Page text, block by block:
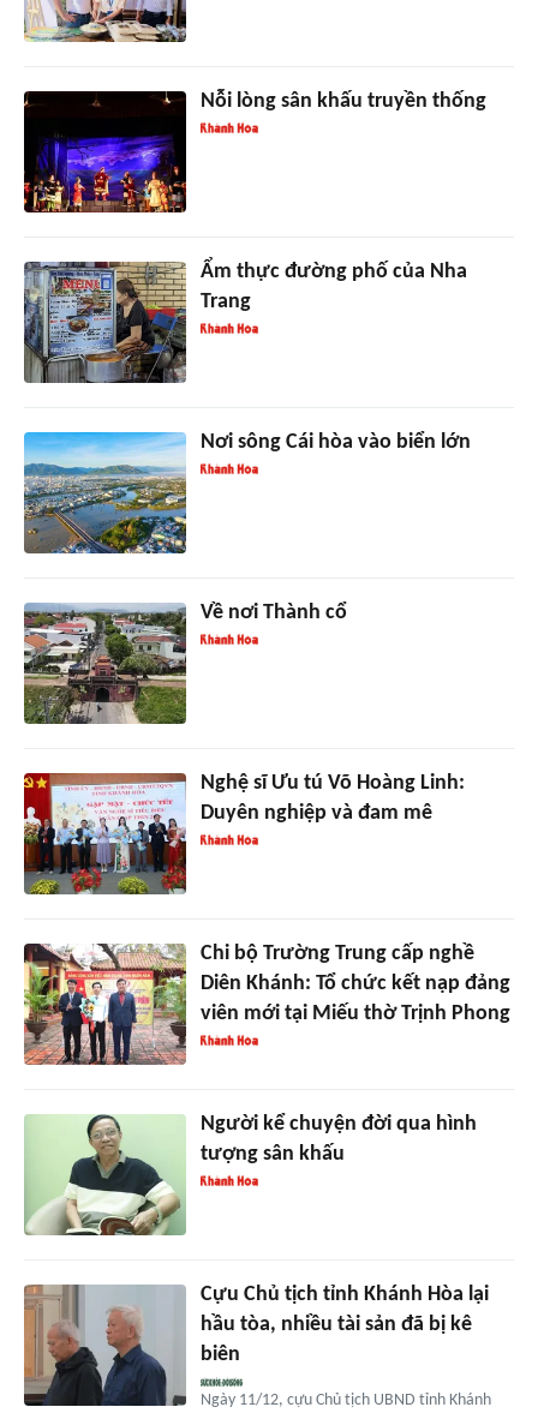
Nỗi lòng sân khấu truyền thống
Ẩm thực đường phố của Nha
Trang
Nơi sông Cái hòa vào biển lớn
Về nơi Thành cổ
Nghệ sĩ Ưu tú Võ Hoàng Linh:
Duyên nghiệp và đam mê
Chi bộ Trường Trung cấp nghề
Diên Khánh: Tổ chức kết nạp đảng
viên mới tại Miếu thờ Trịnh Phong
Người kể chuyện đời qua hình
tượng sân khấu
Cựu Chủ tịch tỉnh Khánh Hòa lại
hầu tòa, nhiều tài sản đã bị kê
biên
Ngày 11/12, cựu Chủ tịch UBND tỉnh Khánh